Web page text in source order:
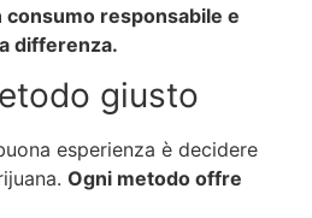
consumo responsabile e
differenza.
giusto
esperienza è decidere
Ogni metodo offre